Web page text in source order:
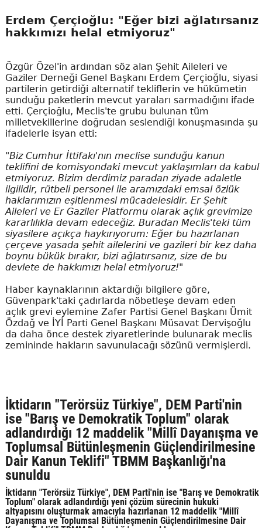
Erdem Çerçioğlu: "Eğer bizi ağlatırsanız
hakkımızı helal etmiyoruz"
Özgür Özel'in ardından söz alan Şehit Aileleri ve
Gaziler Derneği Genel Başkanı Erdem Çerçioğlu, siyasi
partilerin getirdiği alternatif tekliflerin ve hükümetin
sunduğu paketlerin mevcut yaraları sarmadığını ifade
etti. Çerçioğlu, Meclis'te grubu bulunan tüm
milletvekillerine doğrudan seslendiği konuşmasında şu
ifadelerle isyan etti:
"Biz Cumhur İttifakı'nın meclise sunduğu kanun
teklifini de komisyondaki mevcut yaklaşımları da kabul
etmiyoruz. Bizim derdimiz paradan ziyade adaletle
ilgilidir, rütbeli personel ile aramızdaki emsal özlük
haklarımızın eşitlenmesi mücadelesidir. Er Şehit
Aileleri ve Er Gaziler Platformu olarak açlık grevimize
kararlılıkla devam edeceğiz. Buradan Meclis'teki tüm
siyasilere açıkça haykırıyorum: Eğer bu hazırlanan
çerçeve yasada şehit ailelerini ve gazileri bir kez daha
boynu bükük bırakır, bizi ağlatırsanız, size de bu
devlete de hakkımızı helal etmiyoruz!"
Haber kaynaklarının aktardığı bilgilere göre,
Güvenpark'taki çadırlarda nöbetleşe devam eden
açlık grevi eylemine Zafer Partisi Genel Başkanı Ümit
Özdağ ve İYİ Parti Genel Başkanı Müsavat Dervişoğlu
da daha önce destek ziyaretlerinde bulunarak meclis
zemininde hakların savunulacağı sözünü vermişlerdi.
İktidarın "Terörsüz Türkiye", DEM Parti'nin
ise "Barış ve Demokratik Toplum" olarak
adlandırdığı 12 maddelik "Millî Dayanışma ve
Toplumsal Bütünleşmenin Güçlendirilmesine
Dair Kanun Teklifi" TBMM Başkanlığı'na
sunuldu
İktidarın "Terörsüz Türkiye", DEM Parti'nin ise "Barış ve Demokratik
Toplum" olarak adlandırdığı yeni çözüm sürecinin hukuki
altyapısını oluşturmak amacıyla hazırlanan 12 maddelik "Millî
Dayanışma ve Toplumsal Bütünleşmenin Güçlendirilmesine Dair